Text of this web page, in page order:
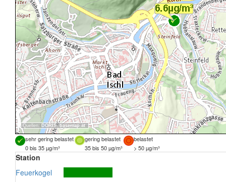
Quellen: DORIS, basemap.at
sehr gering belastet gering belastet
belastet
0 bis 35 µg/m³
35 bis 50 µg/m³ > 50 µg/m³
Station
Feuerkogel